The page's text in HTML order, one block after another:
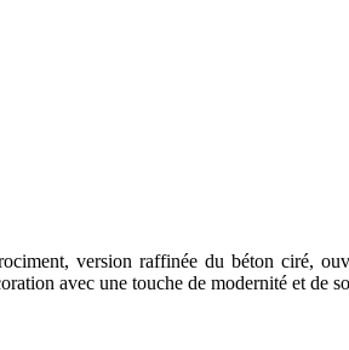
version raffinée du béton ciré,
avec une touche de modernité et de